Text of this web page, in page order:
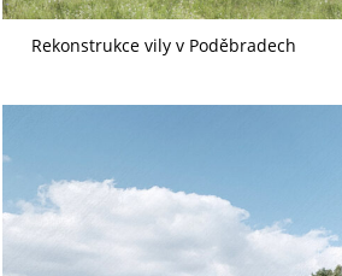
Rekonstrukce vily v Poděbradech